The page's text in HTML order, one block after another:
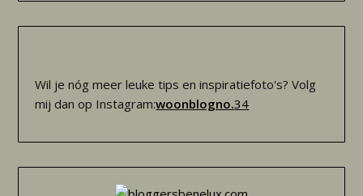
Wil je nóg meer leuke tips en inspiratiefoto's? Volg
mij dan op Instagram:woonblogno.34